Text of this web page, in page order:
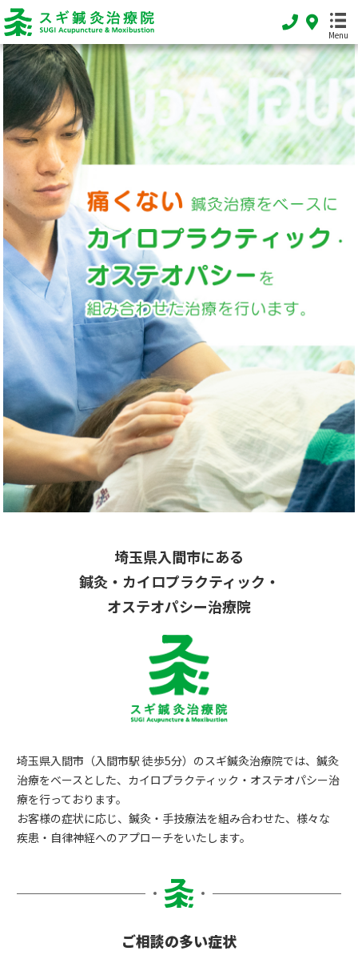
Menu
ホーム
HOME
当院の特徴
施術メニュー
店舗案内
SHOP INFO
お知らせ
INFORMATION
スギブログ
DIARY
埼玉県入間市にある
鍼灸・カイロプラクティック・
オステオパシー治療院
埼玉県入間市（入間市駅 徒歩5分）のスギ鍼灸治療院では、鍼灸
治療をベースとした、カイロプラクティック・オステオパシー治
療を行っております。
お客様の症状に応じ、鍼灸・手技療法を組み合わせた、 様々な
疾患・自律神経へのアプローチをいたします。
ご相談の多い症状